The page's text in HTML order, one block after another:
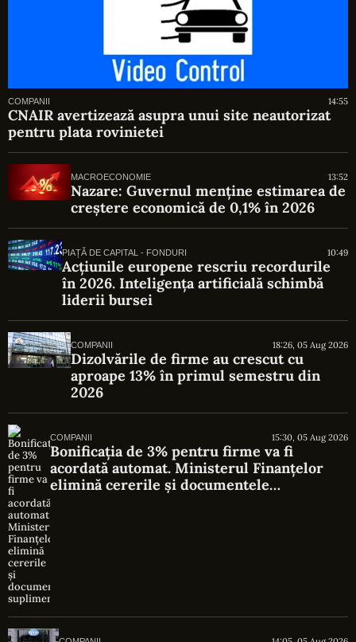
COMPANII 14:55
CNAIR avertizează asupra unui site neautorizat
pentru plata rovinietei
MACROECONOMIE 13:52
Nazare: Guvernul menține estimarea de
creștere economică de 0,1% în 2026
PIAȚĂ DE CAPITAL - FONDURI 10:49
Acțiunile europene rescriu recordurile
în 2026. Inteligența artificială schimbă
liderii bursei
COMPANII 18:26, 05 Aug 2026
Dizolvările de firme au crescut cu
aproape 13% în primul semestru din
2026
COMPANII 15:30, 05 Aug 2026
Bonificația de 3% pentru firme va fi
acordată automat. Ministerul Finanțelor
elimină cererile și documentele